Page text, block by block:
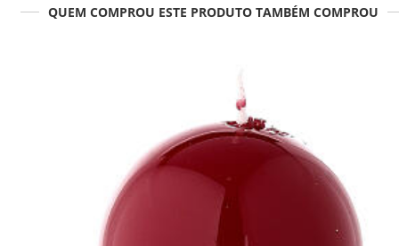
QUEM COMPROU ESTE PRODUTO TAMBÉM COMPROU